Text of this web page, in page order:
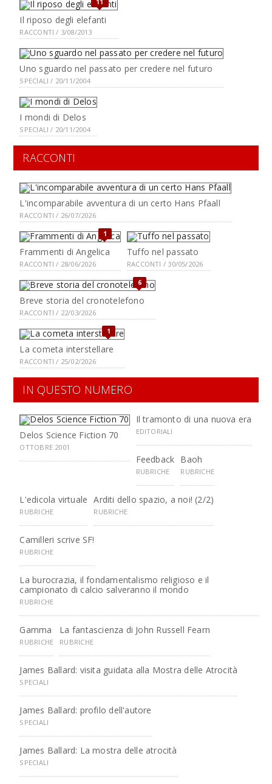
11
Il riposo degli elefanti
RACCONTI / 3/08/2013
Uno sguardo nel passato per credere nel futuro
SPECIALI / 20/11/2004
I mondi di Delos
SPECIALI / 20/11/2004
RACCONTI
L'incomparabile avventura di un certo Hans Pfaall
RACCONTI / 26/07/2026
1
Frammenti di Angelica
RACCONTI / 28/06/2026
Tuffo nel passato
RACCONTI / 30/05/2026
6
Breve storia del cronotelefono
RACCONTI / 22/03/2026
1
La cometa interstellare
RACCONTI / 25/02/2026
IN QUESTO NUMERO
Delos Science Fiction 70
OTTOBRE 2001
Il tramonto di una nuova era
EDITORIALI
Feedback
RUBRICHE
Baoh
RUBRICHE
L'edicola virtuale
RUBRICHE
Arditi dello spazio, a noi! (2/2)
RUBRICHE
Camilleri scrive SF!
RUBRICHE
La burocrazia, il fondamentalismo religioso e il
campionato di calcio salveranno il mondo
RUBRICHE
Gamma
RUBRICHE
La fantascienza di John Russell Fearn
RUBRICHE
James Ballard: visita guidata alla Mostra delle Atrocità
SPECIALI
James Ballard: profilo dell'autore
SPECIALI
James Ballard: La mostra delle atrocità
SPECIALI